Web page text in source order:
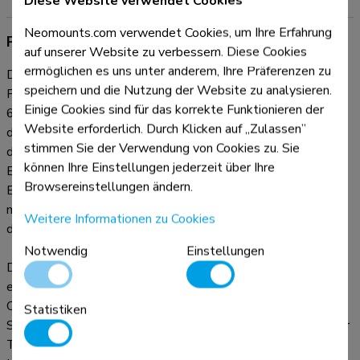
Produktinformationen
Der Neomounts MOVE Go Flip FL50-515WH1 ist ein
Premium-Trolley, der speziell für die Samsung Flip 55" und
65" Displays entwickelt wurde. Dank seiner schnell
drehbaren Schnittstelle und seinem hochwertigen Design,
das perfekt auf den Samsung Flip abgestimmt ist, können
Benutzer ihn mühelos bewegen, einstellen und präsentieren.
Er ist die ideale Lösung für die flexible Zusammenarbeit in
modernen Klassenzimmern, Besprechungsräumen und
dynamischen Arbeitsumgebungen.
Die stufenlose 90°-Drehung des Neomounts MOVE Go Flip
ermöglicht den einfachen Wechsel zwischen Hoch- und
Querformat - perfekt für dynamische Brainstorming-
Sitzungen, interaktiven Unterricht oder Hybrid-Meetings. Der
Trolley bietet zwei manuell voreingestellte
Neomounts.com verwendet Cookies, um Ihre Erfahrung
auf unserer Website zu verbessern. Diese Cookies
ermöglichen es uns unter anderem, Ihre Präferenzen zu
speichern und die Nutzung der Website zu analysieren.
Einige Cookies sind für das korrekte Funktionieren der
Website erforderlich. Durch Klicken auf „Zulassen”
stimmen Sie der Verwendung von Cookies zu. Sie
können Ihre Einstellungen jederzeit über Ihre
Browsereinstellungen ändern.
Weitere Informationen zu Cookies
Notwendig
Einstellungen
Statistiken